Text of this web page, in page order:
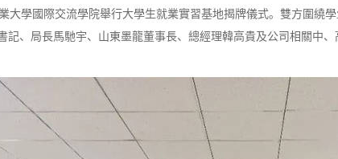
學國際交流學院舉行大學生就業實習基地揭牌儀式。雙方圍繞
記、局長馬馳宇、山東墨龍董事長、總經理韓高貴及公司相關中